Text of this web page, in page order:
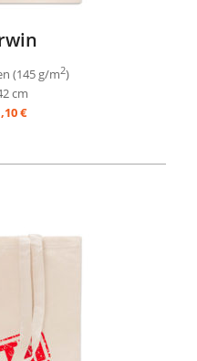
(145 g/m2)
cm
€